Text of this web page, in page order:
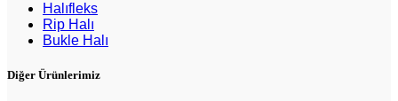
Halıfleks
Rip Halı
Bukle Halı
Diğer Ürünlerimiz